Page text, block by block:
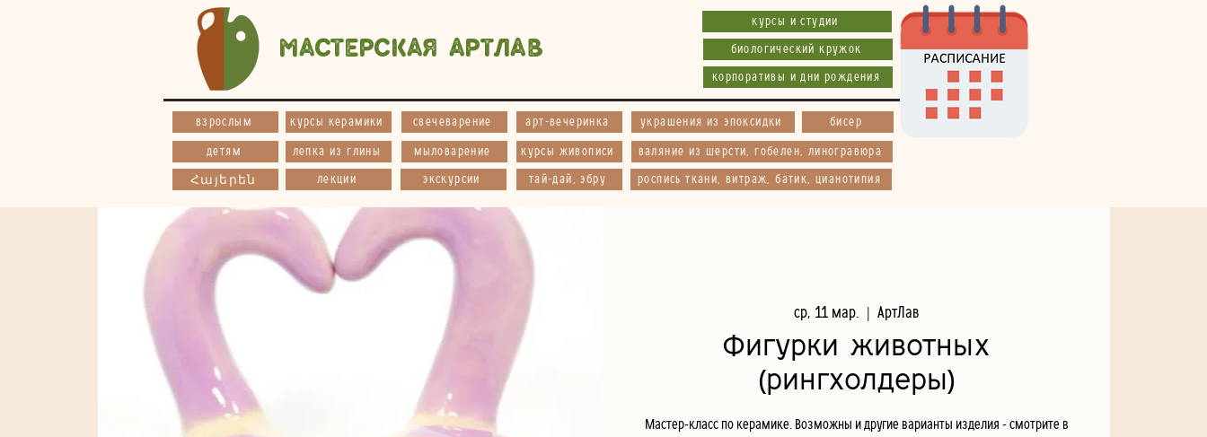
Мастерская АртЛав
курсы и студии
биологический кружок
корпоративы и дни рождения
взрослым курсы керамики свечеварение арт-вечеринка украшения из эпоксидки бисер
детям лепка из глины
Հայերեն лекции
мыловарение
экскурсии
курсы живописи
тай-дай, эбру
валяние из шерсти, гобелен, линогравюра
роспись ткани, витраж, батик, цианотипия
ср, 11 мар.
  |
АртЛав
Фигурки животных
(рингхолдеры)
Мастер-класс по керамике. Возможны и другие варианты изделия - смотрите в